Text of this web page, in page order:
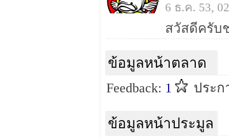
6 ธ.ค. 53,
ข้อมูลหน้าตลาด
Feedback: 1 ประก
ข้อมูลหน้าประมูล